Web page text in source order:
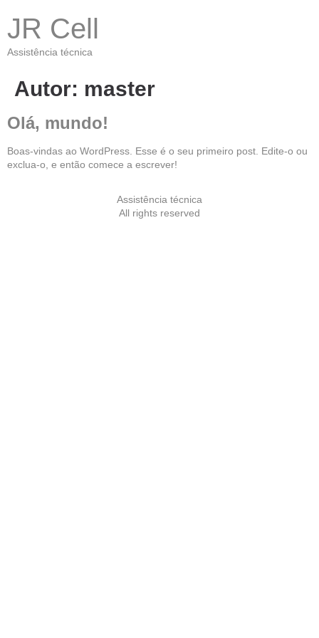
JR Cell
Assistência técnica
Autor: master
Olá, mundo!
Boas-vindas ao WordPress. Esse é o seu primeiro post. Edite-o ou
exclua-o, e então comece a escrever!
Assistência técnica
All rights reserved